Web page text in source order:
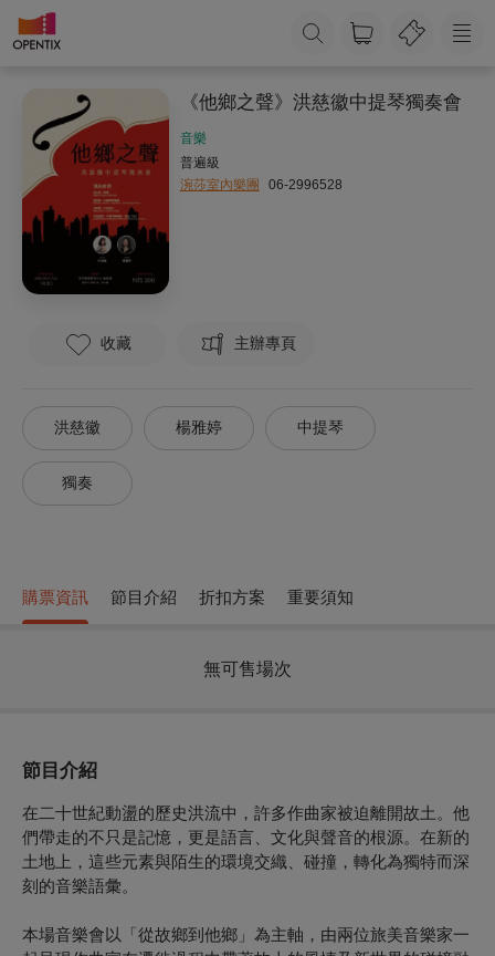
《他鄉之聲》洪慈徽中提琴獨奏會
音樂
普遍級
涴莎室內樂團
06-2996528
收藏 主辦專頁
洪慈徽 楊雅婷 中提琴
獨奏
購票資訊 節目介紹 折扣方案 重要須知
無可售場次
節目介紹
在二十世紀動盪的歷史洪流中，許多作曲家被迫離開故土。他
們帶走的不只是記憶，更是語言、文化與聲音的根源。在新的
土地上，這些元素與陌生的環境交織、碰撞，轉化為獨特而深
刻的音樂語彙。
本場音樂會以「從故鄉到他鄉」為主軸，由兩位旅美音樂家一